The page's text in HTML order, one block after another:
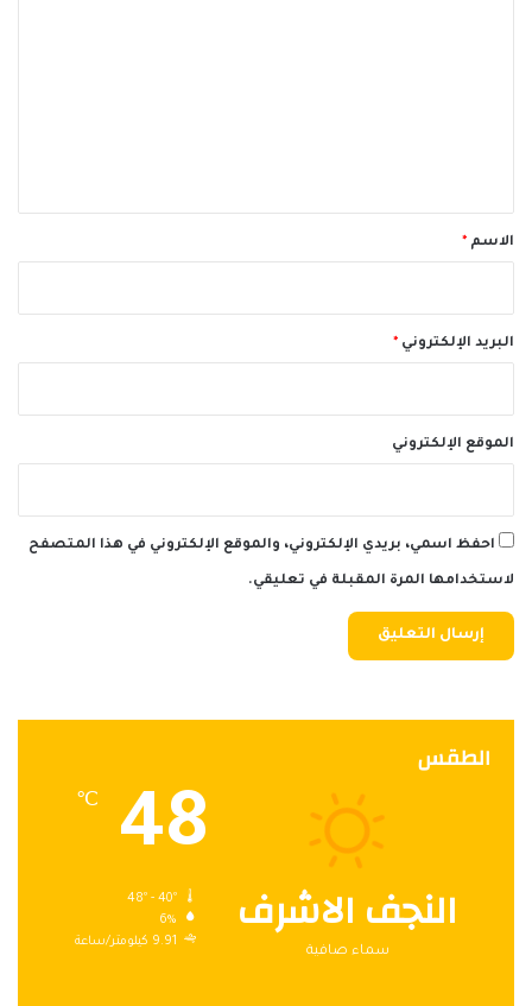
*الاسم *
البريد الإلكتروني *
الموقع الإلكتروني
احفظ اسمي، بريدي الإلكتروني، والموقع الإلكتروني في هذا المتصفح
لاستخدامها المرة المقبلة في تعليقي.
الطقس
النجف الاشرف
سماء صافية
48
℃
6%
9.91 كيلومتر/ساعة